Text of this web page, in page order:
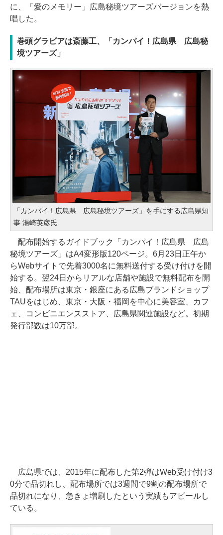
に、「愛のメモリー」広島秘境ツアーズバージョンを熱
唱した。
巻頭グラビアは斎藤工、「カンパイ！広島県 広島秘
境ツアーズ」
「カンパイ！広島県 広島秘境ツアーズ」を手にする広島県知
事 湯崎英彦氏
配布開始するガイドブック「カンパイ！広島県 広島
秘境ツアーズ」はA4変形版120ページ。6月23日正午か
らWebサイトで先着3000名に無料送付する受け付けを開
始する。翌24日からリアルな店舗や施設で無料配布を開
始、配布場所は東京・銀座にある広島ブランドショップ
TAUをはじめ、東京・大阪・福岡を中心に美容室、カフ
ェ、コンビニエンスストア、広島県関連施設など。初期
発行部数は10万部。
広島県では、2015年に配布した第2弾はWeb受け付け3
0分で品切れし、配布場所では3週間で9割の配布場所で
品切れになり、急きょ増刷したという実績もアピールし
ている。